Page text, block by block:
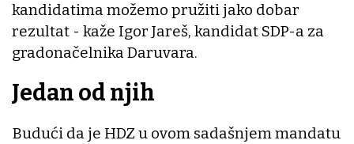
kandidatima možemo pružiti jako dobar
rezultat - kaže Igor Jareš, kandidat SDP-a za
gradonačelnika Daruvara.
Jedan od njih
Budući da je HDZ u ovom sadašnjem mandatu